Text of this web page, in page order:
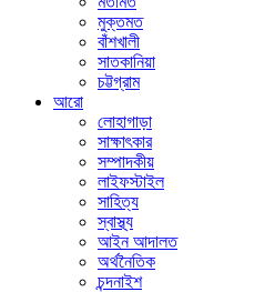
মুক্তমত
বাঁশখালী
সাতকানিয়া
চট্টগ্রাম
আরো
লোহাগাড়া
সাক্ষাৎকার
সম্পাদকীয়
লাইফস্টাইল
সাহিত্য
স্বাস্থ্য
আইন আদালত
অর্থনৈতিক
চন্দনাইশ